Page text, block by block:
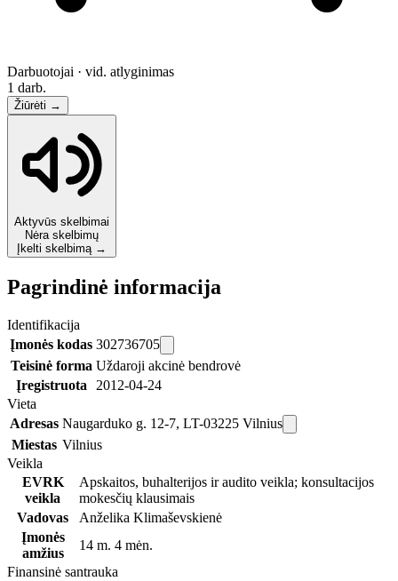
Darbuotojai · vid. atlyginimas
1 darb.
Žiūrėti →
Aktyvūs skelbimai
Nėra skelbimų
Įkelti skelbimą →
Pagrindinė informacija
Identifikacija
Įmonės kodas 302736705
Teisinė forma Uždaroji akcinė bendrovė
Įregistruota
2012-04-24
Vieta
Adresas Naugarduko g. 12-7, LT-03225 Vilnius
Miestas Vilnius
Veikla
EVRK
veikla
Apskaitos, buhalterijos ir audito veikla; konsultacijos
mokesčių klausimais
Vadovas
Anželika Klimaševskienė
Įmonės
amžius
14 m. 4 mėn.
Finansinė santrauka